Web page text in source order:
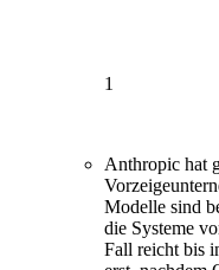
1
Anthropic hat
Modelle sind
die Systeme
Fall reicht bis